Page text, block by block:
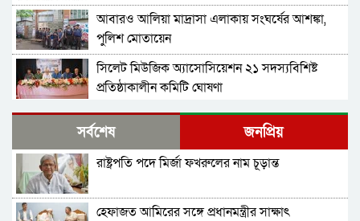
আবারও আলিয়া মাদ্রাসা এলাকায় সংঘর্ষের আশঙ্কা,
পুলিশ মোতায়েন
সিলেট মিউজিক অ্যাসোসিয়েশন ২১ সদস্যবিশিষ্ট
প্রতিষ্ঠাকালীন কমিটি ঘোষণা
বাঘা পৌরসভায় রাস্তা ও ড্রেনের কাজের ভিত্তিপ্রস্তর
স্থাপন করলেন-এমপি চাঁদ
নিরাপত্তার নিশ্চয়তা পেলে ‘দেশে ফিরতে প্রস্তুত’ সাকিব,
চট্টগ্রামে সাবেক শিক্ষামন্ত্রী নওফেলের বাসভবনে আগুন
সর্বশেষ জনপ্রিয়
রাষ্ট্রপতি পদে মির্জা ফখরুলের নাম চূড়ান্ত
হেফাজত আমিরের সঙ্গে প্রধানমন্ত্রীর সাক্ষাৎ